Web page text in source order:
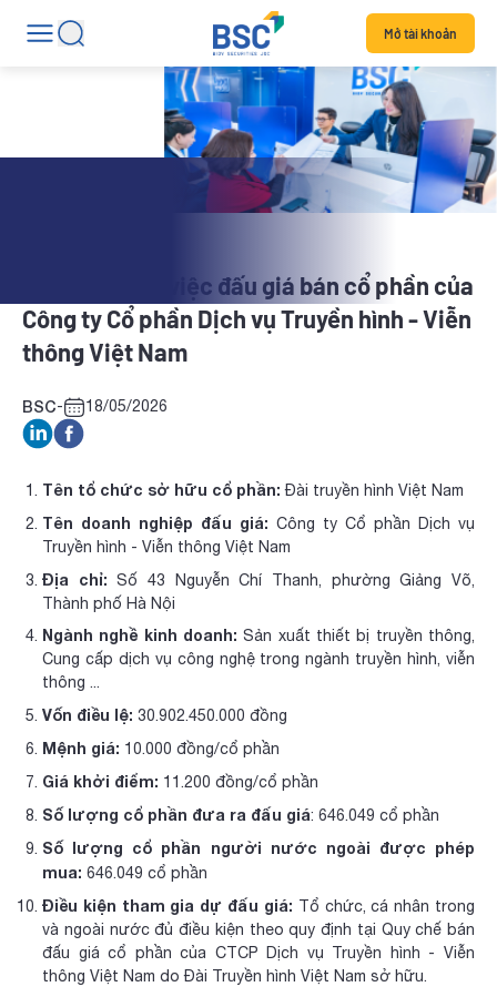
Mở tài khoản
Thông báo về việc đấu giá bán cổ phần của
Công ty Cổ phần Dịch vụ Truyền hình - Viễn
thông Việt Nam
BSC- 18/05/2026
Tên tổ chức sở hữu cổ phần:Đài truyền hình Việt Nam
Tên doanh nghiệp đấu giá: Công ty Cổ phần Dịch vụ
Truyền hình - Viễn thông Việt Nam
Địa chỉ:Số 43 Nguyễn Chí Thanh, phường Giảng Võ,
Thành phố Hà Nội
Ngành nghề kinh doanh:Sản xuất thiết bị truyền thông,
Cung cấp dịch vụ công nghệ trong ngành truyền hình, viễn
thông ...
Vốn điều lệ: 30.902.450.000 đồng
Mệnh giá: 10.000 đồng/cổ phần
Giá khởi điểm: 11.200 đồng/cổ phần
Số lượng cổ phần đưa ra đấu giá: 646.049 cổ phần
Số lượng cổ phần người nước ngoài được phép
mua: 646.049 cổ phần
Điều kiện tham gia dự đấu giá: Tổ chức, cá nhân trong
và ngoài nước đủ điều kiện theo quy định tại Quy chế bán
đấu giá cổ phần của CTCP Dịch vụ Truyền hình - Viễn
thông Việt Nam do Đài Truyền hình Việt Nam sở hữu.